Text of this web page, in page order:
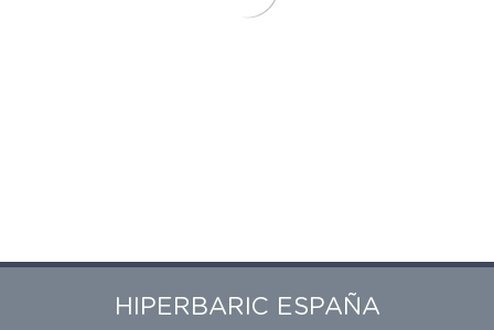
HIPERBARIC ESPAÑA